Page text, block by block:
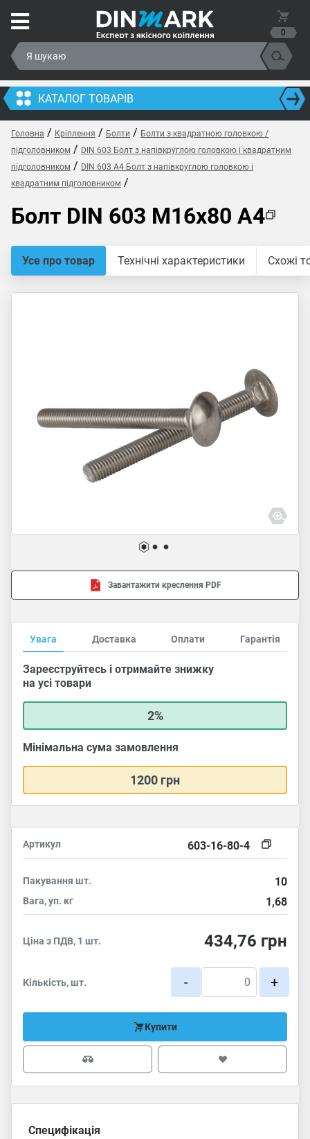
0
КАТАЛОГ ТОВАРІВ
Головна / Кріплення / Болти / Болти з квадратною головкою /
підголовником / DIN 603 Болт з напівкруглою головкою і квадратним
підголовником / DIN 603 A4 Болт з напівкруглою головкою і
квадратним підголовником /
Болт DIN 603 M16x80 A4
Усе про товар Технічні характеристики Схожі
Завантажити креслення PDF
Увага Доставка Оплати Гарантія
Зареєструйтесь і отримайте знижку
на усі товари
2%
Мінімальна сума замовлення
1200 грн
Артикул 603-16-80-4
Пакування шт. 10
Вага, уп. кг 1,68
Ціна з ПДВ, 1 шт. 434,76 грн
Кількість, шт. - +
Купити
Специфікація